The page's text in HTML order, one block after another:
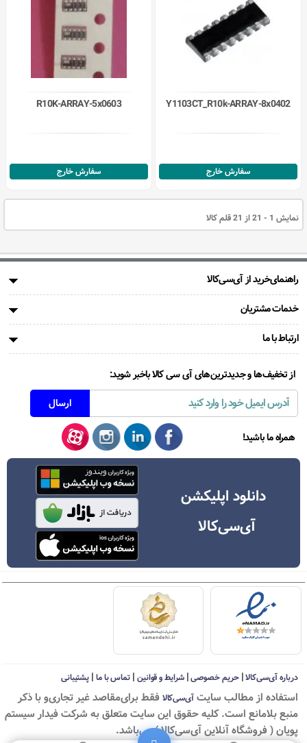
Y1103CT_R10k-ARRAY-8x0402
سفارش خارج
R10K-ARRAY-5x0603
سفارش خارج
نمایش 1 - 21 از 21 قلم کالا
راهنمای‌خرید از آی‌سی‌کالا
خدمات مشتریان
ارتباط با ما
از تخفیف‌ها و جدیدترین‌های آی سی کالا باخبر شوید:
همراه ما باشید!
دانلود اپلیکشن
آی‌سی‌کالا
درباره آی‌سی‌کالا|حریم خصوصی|شرایط و قوانین | تماس با ما| پشتیبانی
استفاده از مطالب سايت آی‌سی‌کالا فقط برای‌مقاصد غیر تجاری‌و با ذکر
منبع بلامانع است. کليه حقوق اين سايت متعلق به شرکت فیدار سیستم
پویان ( فروشگاه آنلاین آی‌سی‌کالا ) می‌باشد.